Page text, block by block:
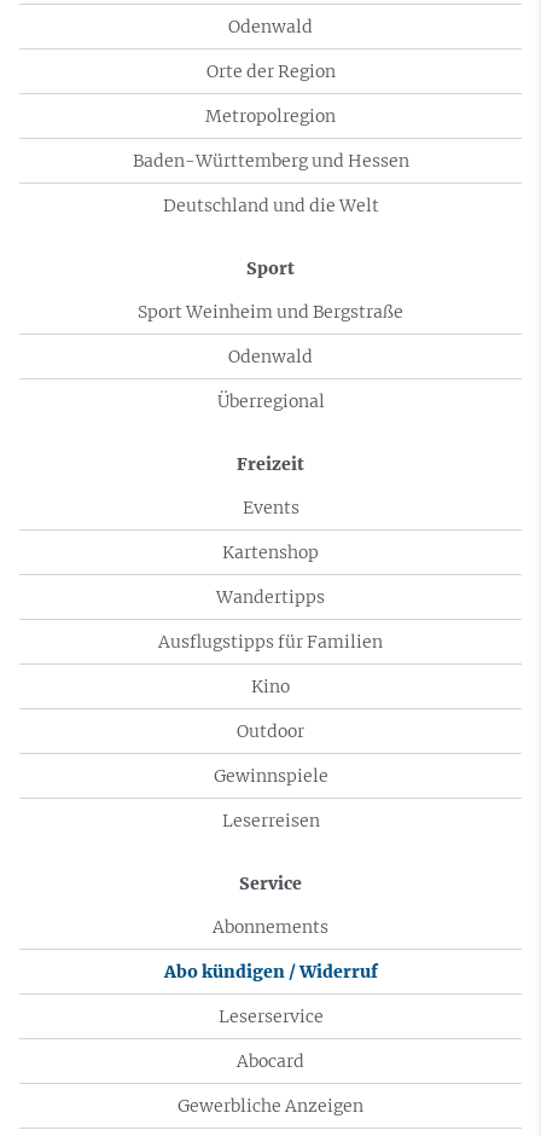
Odenwald
Orte der Region
Metropolregion
Baden-Württemberg und Hessen
Deutschland und die Welt
Sport
Sport Weinheim und Bergstraße
Odenwald
Überregional
Freizeit
Events
Kartenshop
Wandertipps
Ausflugstipps für Familien
Kino
Outdoor
Gewinnspiele
Leserreisen
Service
Abonnements
Abo kündigen / Widerruf
Leserservice
Abocard
Gewerbliche Anzeigen